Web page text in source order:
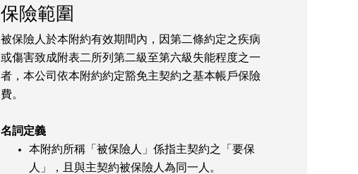
保險範圍
被保險人於本附約有效期間內，因第二條約定之疾病
或傷害致成附表二所列第二級至第六級失能程度之一
者，本公司依本附約約定豁免主契約之基本帳戶保險
費。
名詞定義
本附約所稱「被保險人」係指主契約之「要保
人」，且與主契約被保險人為同一人。